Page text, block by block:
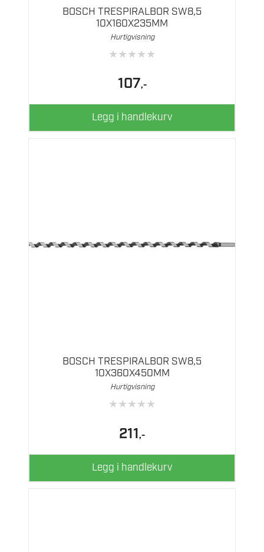
BOSCH TRESPIRALBOR SW8,5
10X160X235MM
Hurtigvisning
★★★★★
107,-
Legg i handlekurv
BOSCH TRESPIRALBOR SW8,5
10X360X450MM
Hurtigvisning
★★★★★
211,-
Legg i handlekurv